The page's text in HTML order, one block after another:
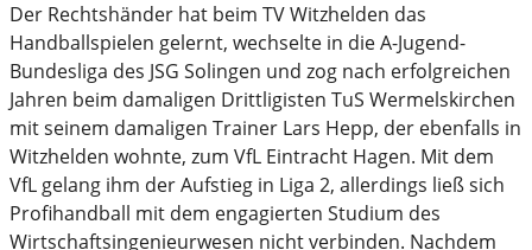
Der Rechtshänder hat beim TV Witzhelden das
Handballspielen gelernt, wechselte in die A-Jugend-
Bundesliga des JSG Solingen und zog nach erfolgreichen
Jahren beim damaligen Drittligisten TuS Wermelskirchen
mit seinem damaligen Trainer Lars Hepp, der ebenfalls in
Witzhelden wohnte, zum VfL Eintracht Hagen. Mit dem
VfL gelang ihm der Aufstieg in Liga 2, allerdings ließ sich
Profihandball mit dem engagierten Studium des
Wirtschaftsingenieurwesen nicht verbinden. Nachdem